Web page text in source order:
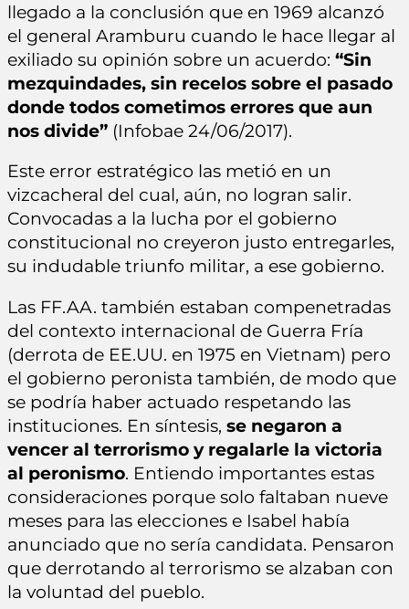
llegado a la conclusión que en 1969 alcanzó
el general Aramburu cuando le hace llegar al
exiliado su opinión sobre un acuerdo: “Sin
mezquindades, sin recelos sobre el pasado
donde todos cometimos errores que aun
nos divide” (Infobae 24/06/2017).
Este error estratégico las metió en un
vizcacheral del cual, aún, no logran salir.
Convocadas a la lucha por el gobierno
constitucional no creyeron justo entregarles,
su indudable triunfo militar, a ese gobierno.
Las FF.AA. también estaban compenetradas
del contexto internacional de Guerra Fría
(derrota de EE.UU. en 1975 en Vietnam) pero
el gobierno peronista también, de modo que
se podría haber actuado respetando las
instituciones. En síntesis, se negaron a
vencer al terrorismo y regalarle la victoria
al peronismo. Entiendo importantes estas
consideraciones porque solo faltaban nueve
meses para las elecciones e Isabel había
anunciado que no sería candidata. Pensaron
que derrotando al terrorismo se alzaban con
la voluntad del pueblo.